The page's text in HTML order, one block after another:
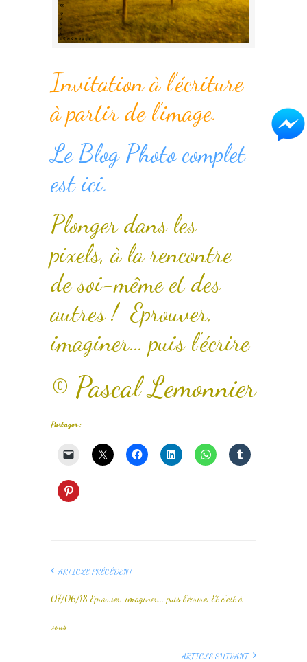
Invitation à l’écriture
à partir de l’image.
Le Blog Photo complet
est ici.
Plonger dans les
pixels, à la rencontre
de soi-même et des
autres ! Eprouver,
imaginer… puis l’écrire
© Pascal Lemonnier
Partager :
ARTICLE PRÉCÉDENT
07/06/18 Eprouver, imaginer... puis l'écrire. Et c'est à
vous
ARTICLE SUIVANT